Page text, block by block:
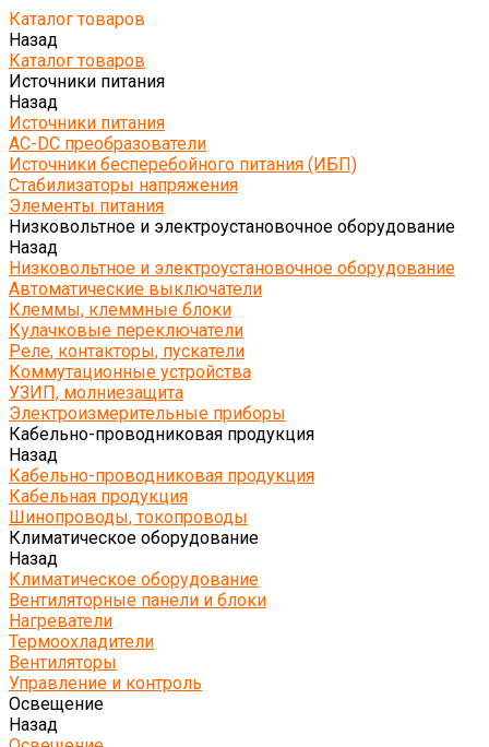
Каталог товаров
Назад
Каталог товаров
Источники питания
Назад
Источники питания
AC-DC преобразователи
Источники бесперебойного питания (ИБП)
Стабилизаторы напряжения
Элементы питания
Низковольтное и электроустановочное оборудование
Назад
Низковольтное и электроустановочное оборудование
Автоматические выключатели
Клеммы, клеммные блоки
Кулачковые переключатели
Реле, контакторы, пускатели
Коммутационные устройства
УЗИП, молниезащита
Электроизмерительные приборы
Кабельно-проводниковая продукция
Назад
Кабельно-проводниковая продукция
Кабельная продукция
Шинопроводы, токопроводы
Климатическое оборудование
Назад
Климатическое оборудование
Вентиляторные панели и блоки
Нагреватели
Термоохладители
Вентиляторы
Управление и контроль
Освещение
Назад